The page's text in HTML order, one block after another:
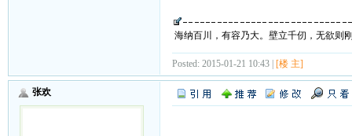
海纳百川，有容乃大。壁立千仞，无欲则
Posted: 2015-01-21 10:43 | [楼 主]
张欢